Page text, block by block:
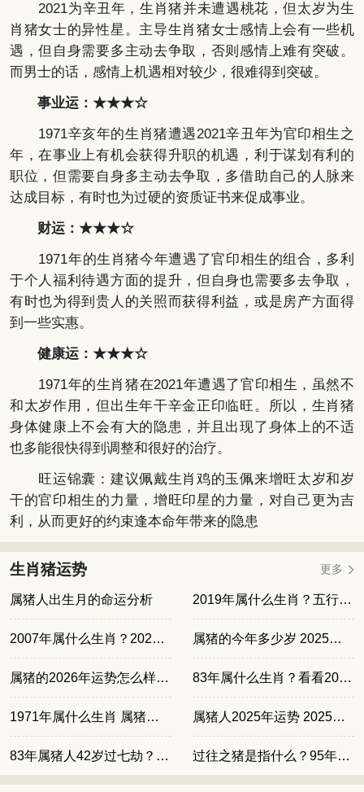
2021为辛丑年，生肖猪并未遭遇桃花，但太岁为生
肖猪女士的异性星。主导生肖猪女士感情上会有一些机
遇，但自身需要多主动去争取，否则感情上难有突破。
而男士的话，感情上机遇相对较少，很难得到突破。
事业运：★★★☆
1971辛亥年的生肖猪遭遇2021辛丑年为官印相生之
年，在事业上有机会获得升职的机遇，利于谋划有利的
职位，但需要自身多主动去争取，多借助自己的人脉来
达成目标，有时也为过硬的资质证书来促成事业。
财运：★★★☆
1971年的生肖猪今年遭遇了官印相生的组合，多利
于个人福利待遇方面的提升，但自身也需要多去争取，
有时也为得到贵人的关照而获得利益，或是房产方面得
到一些实惠。
健康运：★★★☆
1971年的生肖猪在2021年遭遇了官印相生，虽然不
和太岁作用，但出生年干辛金正印临旺。所以，生肖猪
身体健康上不会有大的隐患，并且出现了身体上的不适
也多能很快得到调整和很好的治疗。
旺运锦囊：建议佩戴生肖鸡的玉佩来增旺太岁和岁
干的官印相生的力量，增旺印星的力量，对自己更为吉
利，从而更好的约束逢本命年带来的隐患
生肖猪运势 更多
属猪人出生月的命运分析 2019年属什么生肖？五行是什么
2007年属什么生肖？2025年运势全方位分析 属猪的今年多少岁 2025年生肖猪的实际年龄
属猪的2026年运势怎么样 丙午马年属猪运程 83年属什么生肖？看看2025年运势会如何
1971年属什么生肖 属猪人2024年运势一览 属猪人2025年运势 2025年属猪人运势全览
83年属猪人42岁过七劫？转运法宝 过往之猪是指什么？95年属猪人的命运转折揭秘